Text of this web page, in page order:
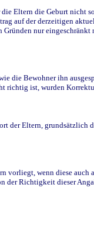
Eltern die Geburt nicht
auf der derzeitigen
nur
die Bewohner ihn
richtig ist, wurden
der Eltern, grundsätzlich
vorliegt, wenn diese auch
der Richtigkeit dieser